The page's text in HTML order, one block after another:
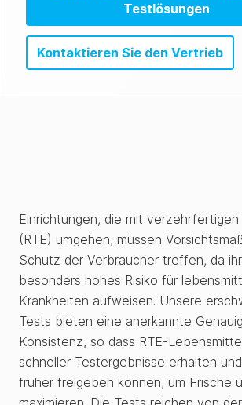
Testlösungen
Kontaktieren Sie den Vertrieb
Einrichtungen, die mit
(RTE) umgehen, müssen
Schutz der Verbraucher treffen, da
besonders hohes Risiko für
Krankheiten aufweisen. Unsere
Tests bieten eine anerkannte
Konsistenz, so dass RTE-
schneller Testergebnisse erhalten
früher freigeben können, um Frische